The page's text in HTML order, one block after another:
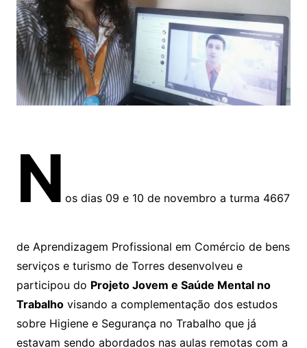
N os dias 09 e 10 de novembro a turma 4667
de Aprendizagem Profissional em Comércio de bens
serviços e turismo de Torres desenvolveu e
participou do Projeto Jovem e Saúde Mental no
Trabalhovisando a complementação dos estudos
sobre Higiene e Segurança no Trabalho que já
estavam sendo abordados nas aulas remotas com a